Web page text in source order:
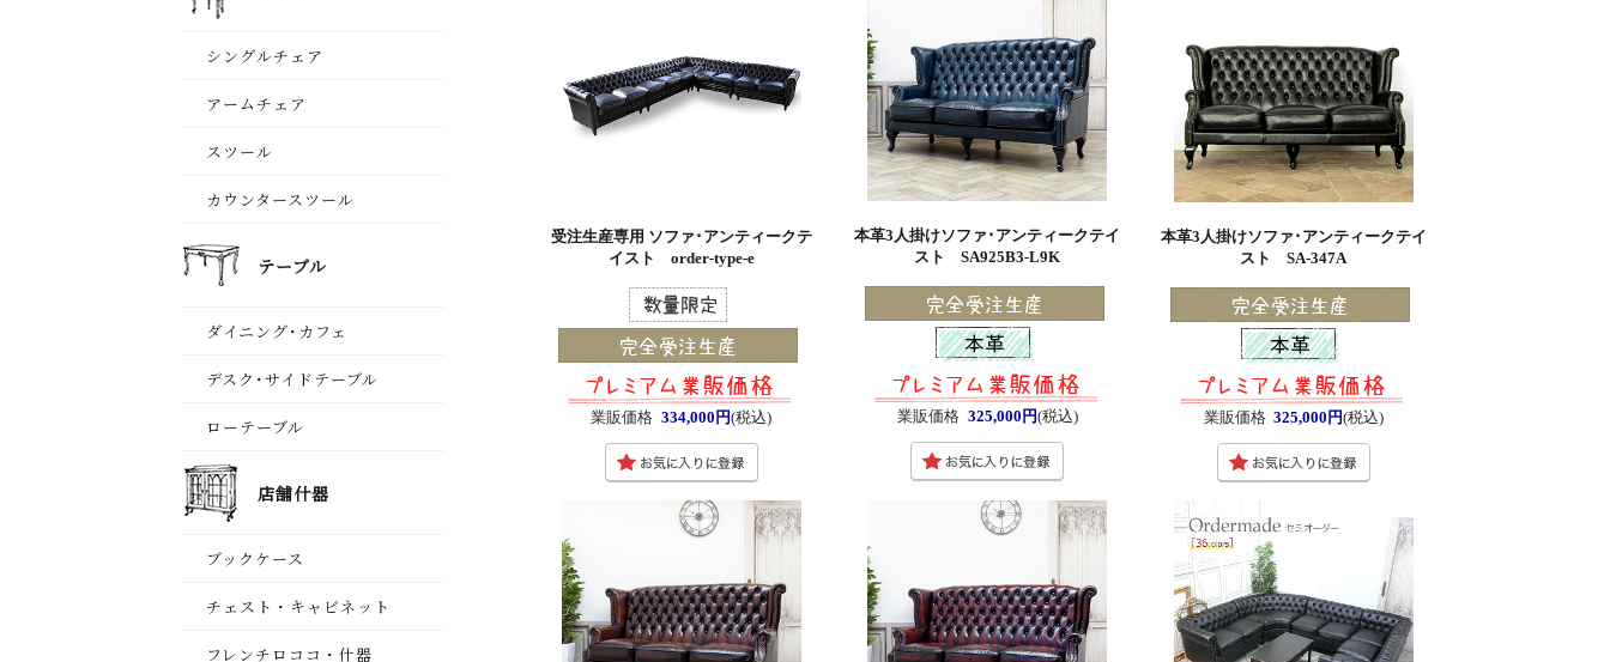
受注生産専用 ソファ･アンティークテ
イスト order-type-e
業販価格 334,000円(税込)
本革3人掛けソファ･アンティークテイ
スト SA925B3-L9K
業販価格 325,000円(税込)
本革3人掛けソファ･アンティークテイ
スト SA-347A
業販価格 325,000円(税込)